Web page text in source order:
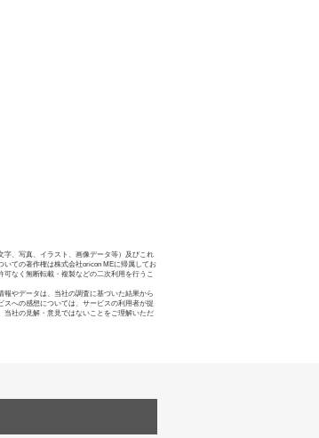
字、写真、イラスト、画像データ等）及びこれ
いての著作権は株式会社oricon MEに帰属してお
可なく無断転載・複製などの二次利用を行うこ
報やデータは、当社の調査に基づいた結果から
スへの感想については、サービスの利用者が提
当社の見解・意見ではないことをご理解いただ